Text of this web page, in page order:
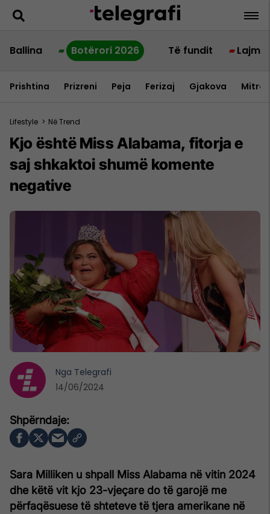
Ballina Botërori 2026 Të fundit Lajme
Prishtina Prizreni Peja Ferizaj Gjakova
Lifestyle > Në Trend
Kjo është Miss Alabama, fitorja e
saj shkaktoi shumë komente
negative
Sara Milliken u shpall Miss Alabama në vitin 2024
dhe këtë vit kjo 23-vjeçare do të garojë me
përfaqësuese të shteteve të tjera amerikane në
Nga Telegrafi
14/06/2024